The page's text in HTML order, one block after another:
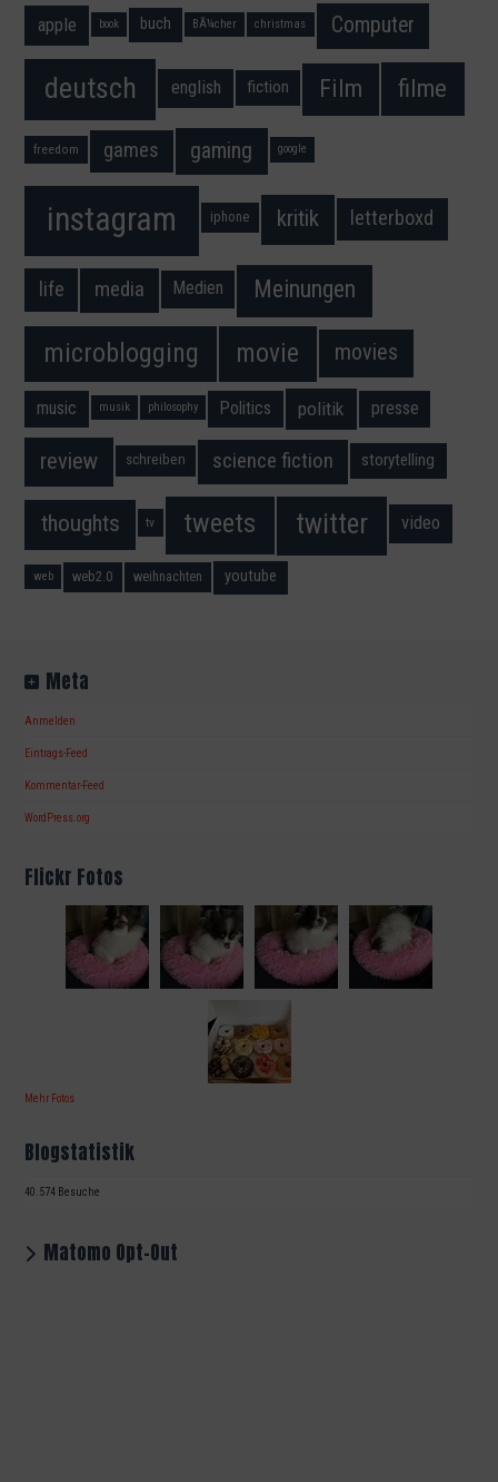
apple book buch BÃ¼cher christmas Computer
deutsch english fiction Film filme
freedom games gaming google
instagram iphone kritik letterboxd
life media Medien Meinungen
microblogging movie movies
music musik philosophy Politics politik presse
review schreiben science fiction storytelling
thoughts tv tweets twitter video
web web2.0 weihnachten youtube
Meta
Anmelden
Eintrags-Feed
Kommentar-Feed
WordPress.org
Flickr Fotos
Mehr Fotos
Blogstatistik
40.574 Besuche
Matomo Opt-Out